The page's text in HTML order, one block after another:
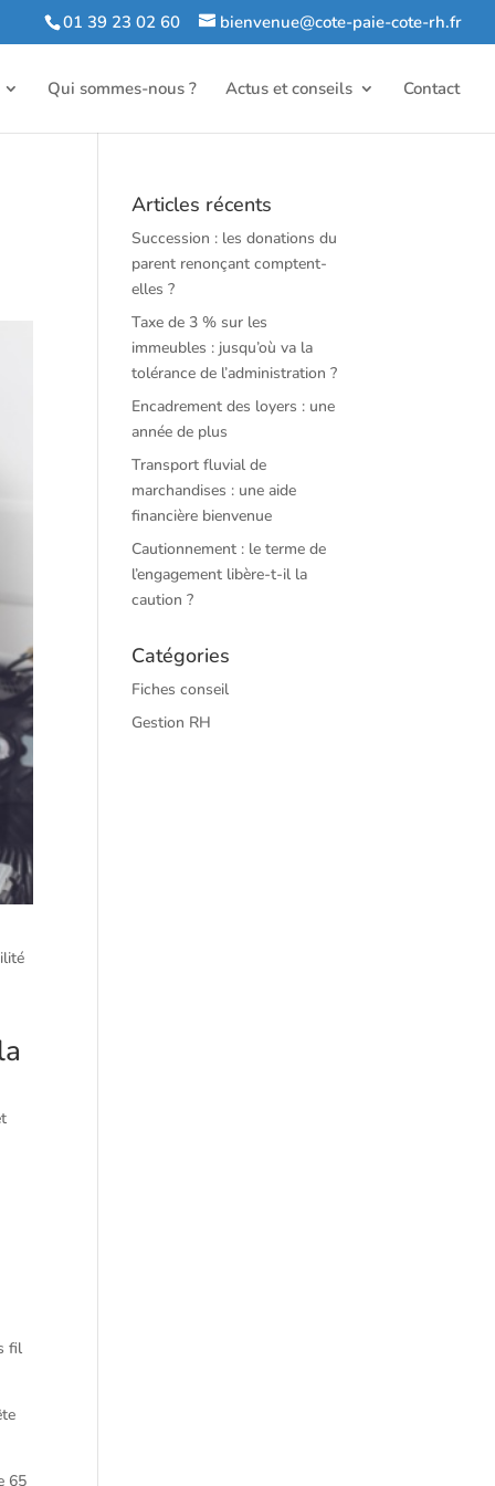
01 39 23 02 60 bienvenue@cote-paie-cote-rh.fr
Qui sommes-nous ? Actus et conseils Contact
fil
65
Articles récents
Succession : les donations du
parent renonçant comptent-
elles ?
Taxe de 3 % sur les
immeubles : jusqu’où va la
tolérance de l’administration ?
Encadrement des loyers : une
année de plus
Transport fluvial de
marchandises : une aide
financière bienvenue
Cautionnement : le terme de
l’engagement libère-t-il la
caution ?
Catégories
Fiches conseil
Gestion RH